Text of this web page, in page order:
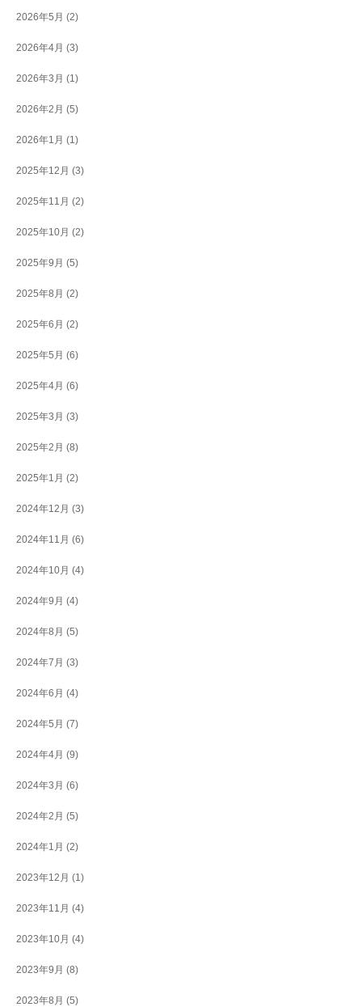
2026年5月 (2)
2026年4月 (3)
2026年3月 (1)
2026年2月 (5)
2026年1月 (1)
2025年12月 (3)
2025年11月 (2)
2025年10月 (2)
2025年9月 (5)
2025年8月 (2)
2025年6月 (2)
2025年5月 (6)
2025年4月 (6)
2025年3月 (3)
2025年2月 (8)
2025年1月 (2)
2024年12月 (3)
2024年11月 (6)
2024年10月 (4)
2024年9月 (4)
2024年8月 (5)
2024年7月 (3)
2024年6月 (4)
2024年5月 (7)
2024年4月 (9)
2024年3月 (6)
2024年2月 (5)
2024年1月 (2)
2023年12月 (1)
2023年11月 (4)
2023年10月 (4)
2023年9月 (8)
2023年8月 (5)